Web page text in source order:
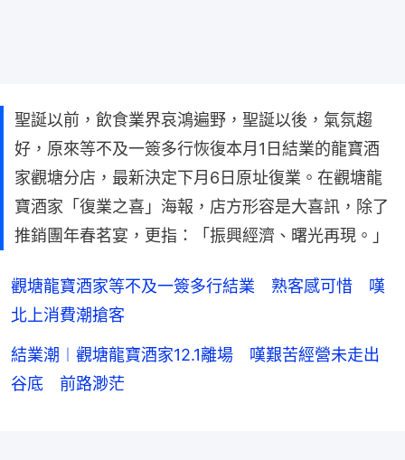
聖誕以前，飲食業界哀鴻遍野，聖誕以後，氣氛趨
好，原來等不及一簽多行恢復本月1日結業的龍寶酒
家觀塘分店，最新決定下月6日原址復業。在觀塘龍
寶酒家「復業之喜」海報，店方形容是大喜訊，除了
推銷團年春茗宴，更指：「振興經濟、曙光再現。」
觀塘龍寶酒家等不及一簽多行結業 熟客感可惜 嘆
北上消費潮搶客
結業潮︱觀塘龍寶酒家12.1離場 嘆艱苦經營未走出
谷底 前路渺茫